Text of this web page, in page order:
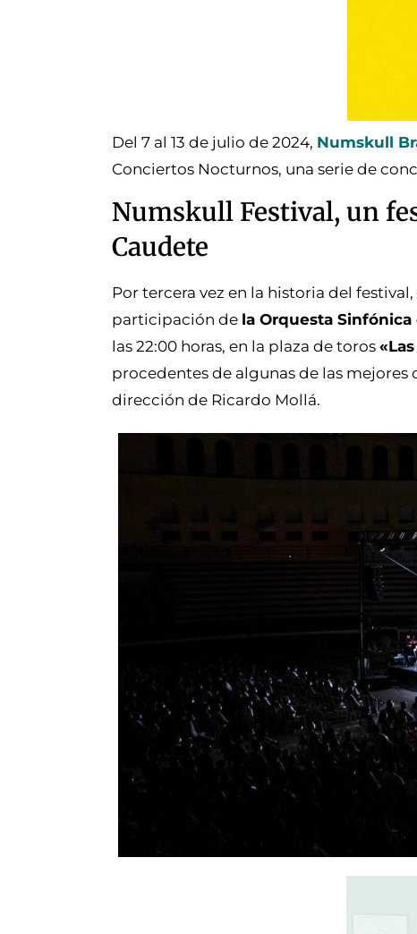
Del 7 al 13 de julio de 2024, Numskull
Conciertos Nocturnos, una serie de
Numskull Festival, un
Caudete
Por tercera vez en la historia del
participación de la Orquesta
las 22:00 horas, en la plaza de toros
procedentes de algunas de las
dirección de Ricardo Mollá.